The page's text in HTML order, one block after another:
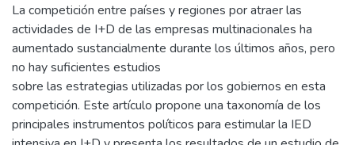
La competición entre países y regiones por atraer las
actividades de I+D de las empresas multinacionales ha
aumentado sustancialmente durante los últimos años, pero
no hay suficientes estudios
sobre las estrategias utilizadas por los gobiernos en esta
competición. Este artículo propone una taxonomía de los
principales instrumentos políticos para estimular la IED